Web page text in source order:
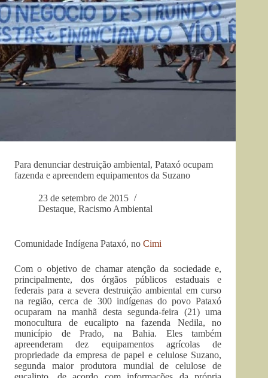
Para denunciar destruição ambiental, Pataxó ocupam
fazenda e apreendem equipamentos da Suzano
23 de setembro de 2015
Destaque, Racismo Ambiental
Comunidade Indígena Pataxó, no Cimi
Com o objetivo de chamar atenção da sociedade e,
principalmente, dos órgãos públicos estaduais e
federais para a severa destruição ambiental em curso
na região, cerca de 300 indígenas do povo Pataxó
ocuparam na manhã desta segunda-feira (21) uma
monocultura de eucalipto na fazenda Nedila, no
município de Prado, na Bahia. Eles também
apreenderam dez equipamentos agrícolas de
propriedade da empresa de papel e celulose Suzano,
segunda maior produtora mundial de celulose de